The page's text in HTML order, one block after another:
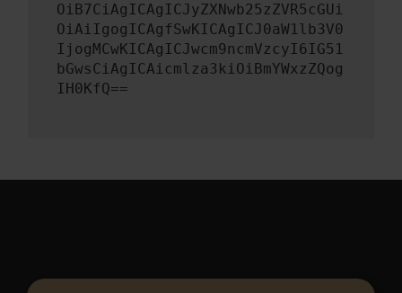
OiB7CiAgICAgICJyZXNwb25zZVR5cGUi
OiAiIgogICAgfSwKICAgICJ0aW1lb3V0
IjogMCwKICAgICJwcm9ncmVzcyI6IG51
bGwsCiAgICAicmlza3kiOiBmYWxzZQog
IH0KfQ==